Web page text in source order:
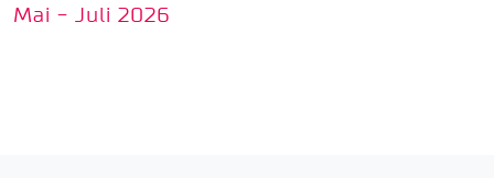
Mai - Juli 2026